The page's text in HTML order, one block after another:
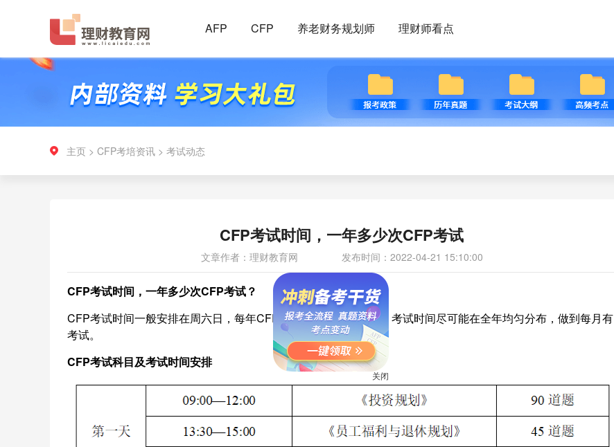
AFP CFP 养老财务规划师 理财师看点
主页 > CFP考培资讯 > 考试动态
CFP考试时间，一年多少次CFP考试
文章作者：理财教育网 发布时间：2022-04-21 15:10:00
CFP考试时间，一年多少次CFP考试？
CFP考试时间一般安排在周六日，每年CFP考试大致为12次左右，考试时间尽可能在全年均匀分布，做到每月有
考试。
CFP考试科目及考试时间安排
关闭